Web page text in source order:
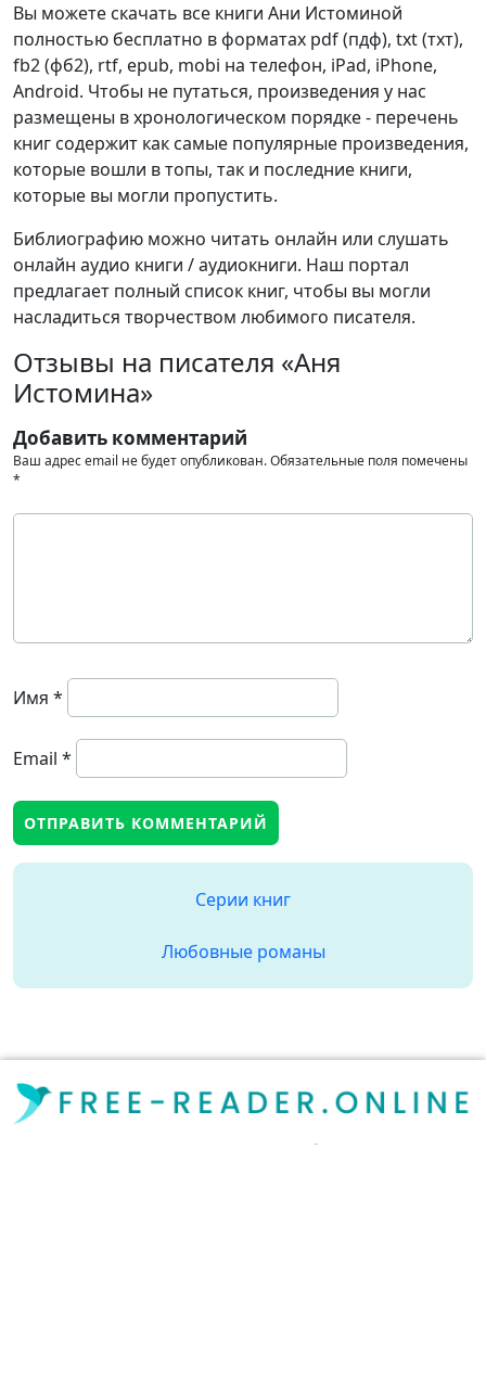
Вы можете скачать все книги Ани Истоминой
полностью бесплатно в форматах pdf (пдф), txt (тхт),
fb2 (фб2), rtf, epub, mobi на телефон, iPad, iPhone,
Android. Чтобы не путаться, произведения у нас
размещены в хронологическом порядке - перечень
книг содержит как самые популярные произведения,
которые вошли в топы, так и последние книги,
которые вы могли пропустить.
Библиографию можно читать онлайн или слушать
онлайн аудио книги / аудиокниги. Наш портал
предлагает полный список книг, чтобы вы могли
насладиться творчеством любимого писателя.
Отзывы на писателя «Аня
Истомина»
Добавить комментарий
Ваш адрес email не будет опубликован.Обязательные поля помечены
*
Имя *
Email *
Серии книг
Любовные романы
Free-Reader — Книги еще ближе!